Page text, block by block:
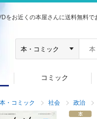
をお近くの本屋さんに送料無料で
コミック
本・コミック 社会 政治